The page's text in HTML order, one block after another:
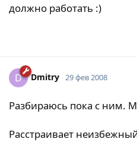
должно работать :)
D Dmitry 29 фев 2008
Разбираюсь пока с ним.
Расстраивает